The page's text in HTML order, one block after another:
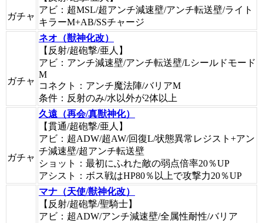
ガチャ
アビ：超MSL/超アンチ減速壁/アンチ転送壁/ライト
キラーM+AB/SSチャージ
ガチャ
ネオ（獣神化改）
【反射/超砲撃/亜人】
アビ：アンチ減速壁/アンチ転送壁/Lシールドモード
M
コネクト：アンチ魔法陣/バリアM
条件：反射のみ/水以外が2体以上
ガチャ
久遠（再会/真獣神化）
【貫通/超砲撃/亜人】
アビ：超ADW/超AW/回復L/状態異常レジスト+アン
チ減速壁/超アンチ転送壁
ショット：最初にふれた敵の弱点倍率20％UP
アシスト：ボス戦はHP80％以上で攻撃力20％UP
マナ（天使/獣神化改）
【反射/超砲撃/聖騎士】
アビ：超ADW/アンチ減速壁/全属性耐性/バリア